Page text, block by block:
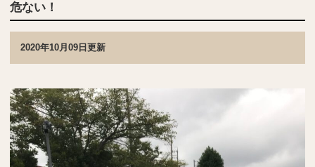
危ない！
2020年10月09日更新